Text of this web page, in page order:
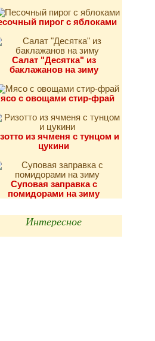
пирог с яблоками
Салат "Десятка" из
баклажанов на зиму
с овощами стир-фрай
из ячменя с тунцом и
цукини
Суповая заправка с
помидорами на зиму
Интересное